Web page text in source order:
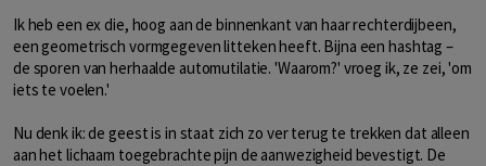
Ik heb een ex die, hoog aan de binnenkant van haar rechterdijbeen,
een geometrisch vormgegeven litteken heeft. Bijna een hashtag –
de sporen van herhaalde automutilatie. 'Waarom?' vroeg ik, ze zei, 'om
iets te voelen.'
Nu denk ik: de geest is in staat zich zo ver terug te trekken dat alleen
aan het lichaam toegebrachte pijn de aanwezigheid bevestigt. De